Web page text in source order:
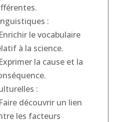
:
le vocabulaire
à la science.
la cause et la
:
découvrir un lien
les facteurs